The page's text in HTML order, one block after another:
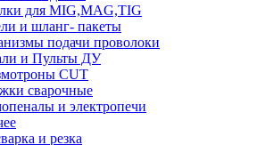
для MIG,MAG,TIG
и шланг- пакеты
подачи проволоки
и Пульты ДУ
CUT
сварочные
и электропечи
и резка